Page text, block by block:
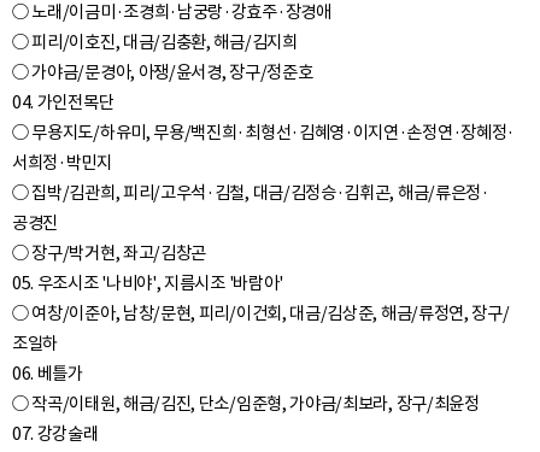
○ 노래/이금미·조경희·남궁랑·강효주·장경애
○ 피리/이호진, 대금/김충환, 해금/김지희
○ 가야금/문경아, 아쟁/윤서경, 장구/정준호
04. 가인전목단
○ 무용지도/하유미, 무용/백진희·최형선·김혜영·이지연·손정연·장혜정·
서희정·박민지
○ 집박/김관희, 피리/고우석·김철, 대금/김정승·김휘곤, 해금/류은정·
공경진
○ 장구/박거현, 좌고/김창곤
05. 우조시조 '나비야', 지름시조 '바람아'
○ 여창/이준아, 남창/문현, 피리/이건회, 대금/김상준, 해금/류정연, 장구/
조일하
06. 베틀가
○ 작곡/이태원, 해금/김진, 단소/임준형, 가야금/최보라, 장구/최윤정
07. 강강술래